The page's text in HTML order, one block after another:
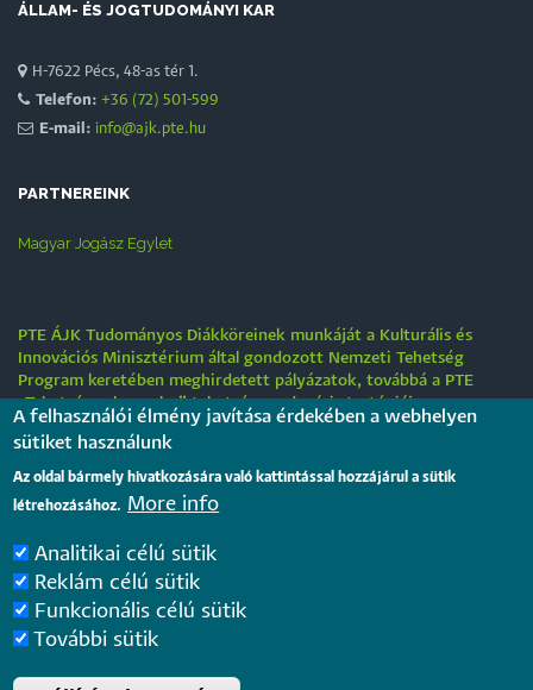
ÁLLAM- ÉS JOGTUDOMÁNYI KAR
H-7622 Pécs, 48-as tér 1.
Telefon: +36 (72) 501-599
E-mail: info@ajk.pte.hu
PARTNEREINK
Magyar Jogász Egylet
PTE ÁJK Tudományos Diákköreinek munkáját a Kulturális és
Innovációs Minisztérium által gondozott Nemzeti Tehetség
Program keretében meghirdetett pályázatok, továbbá a PTE
„Tehetségre hangolva” tehetséggondozási stratégiája
támogatják.
Tájékoztatás nyári működési rendről
2026. július 31.
Internationale rechtsvergleichende Konferenz für junge
Juristinnen und Juristen in Győr – Bewerbungsfrist: 25.
August 2026
2026. július 28.
A felhasználói élmény javítása érdekében a webhelyen
sütiket használunk
Az oldal bármely hivatkozására való kattintással hozzájárul a sütik
létrehozásához. More info
Analitikai célú sütik
Reklám célú sütik
Funkcionális célú sütik
További sütik